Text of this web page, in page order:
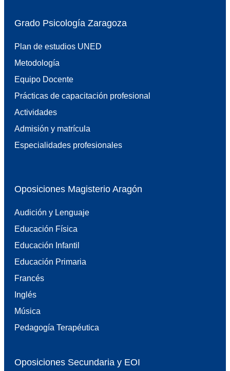
Grado Psicología Zaragoza
Plan de estudios UNED
Metodología
Equipo Docente
Prácticas de capacitación profesional
Actividades
Admisión y matrícula
Especialidades profesionales
Oposiciones Magisterio Aragón
Audición y Lenguaje
Educación Física
Educación Infantil
Educación Primaria
Francés
Inglés
Música
Pedagogía Terapéutica
Oposiciones Secundaria y EOI